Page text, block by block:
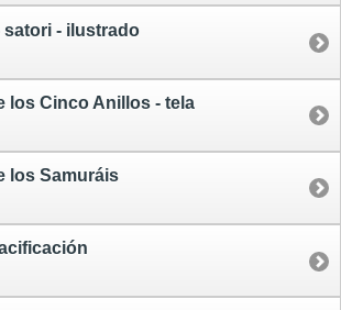
satori - ilustrado
los Cinco Anillos - tela
los Samuráis